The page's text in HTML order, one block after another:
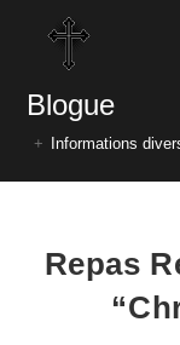
Blogue
+ Informations
Repas